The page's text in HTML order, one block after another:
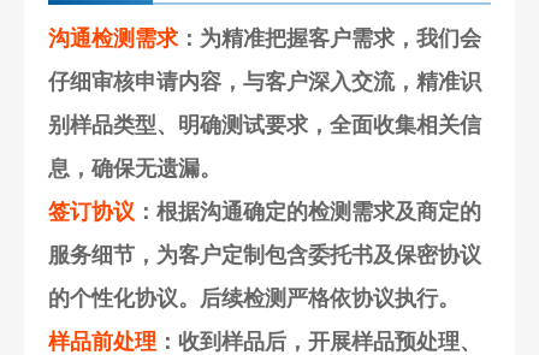
沟通检测需求 ：为精准把握客户需求，我们会
仔细审核申请内容，与客户深入交流，精准识
别样品类型、明确测试要求，全面收集相关信
息，确保无遗漏。
签订协议 ：根据沟通确定的检测需求及商定的
服务细节，为客户定制包含委托书及保密协议
的个性化协议。后续检测严格依协议执行。
样品前处理 ：收到样品后，开展样品预处理、